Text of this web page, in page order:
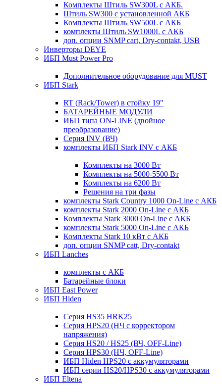
Комплекты Штиль SW300L с АКБ.
Штиль SW300 с установленной АКБ
Комплекты Штиль SW500L с АКБ
комплекты Штиль SW1000L с АКБ
доп. опции SNMP cart, Dry-contakt, USB
Инверторы DEYE
ИБП Must Power Pro
Дополнительное оборудование для MUST
ИБП Stark
RT (Rack/Tower) в стойку 19"
БАТАРЕЙНЫЕ МОДУЛИ
ИБП типа ON-LINE (двойное
преобразование)
Серия INV (ВЧ)
комплекты ИБП Stark INV с АКБ
Комплекты на 3000 Вт
Комплекты на 5000-5500 Вт
Комплекты на 6200 Вт
Решения на три фазы
комплекты Stark Country 1000 On-Line с АКБ
комплекты Stark 2000 On-Line с АКБ
Комплекты Stark 3000 On-Line с АКБ
комплекты Stark 5000 On-Line с АКБ
Комплекты Stark 10 кВт с АКБ
доп. опции SNMP catt, Dry-contakt
ИБП Lanches
комплекты с АКБ
Батарейные блоки
ИБП East Power
ИБП Hiden
Серия HS35 HRK25
Серия HPS20 (НЧ с корректором
напряжения)
Серия HS20 / HS25 (ВЧ, OFF-Line)
Серия HPS30 (НЧ, OFF-Line)
ИБП Hiden HPS20 с аккумуляторами
ИБП серии HS20/HPS30 с аккумуляторами
ИБП Eltena